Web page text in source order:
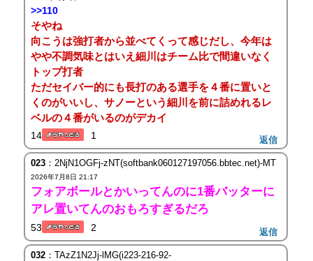
>>110
そやね
向こうは強打者から並べてくって感じだし、今年は
やや不調気味とはいえ細川はチーム比で間違いなく
トップ打者
ただセイバー的にも長打のある選手を４番に置いと
くのがいいし、サノーという細川を前に詰めれるレ
ベルの４番がいるのがデカイ
14 1 返信
023：2NjN1OGFj-zNT(softbank060127197056.bbtec.net)-MT
2026年7月8日 21:17
フォアボールとかいってんのに1番バッターに
アレ置いてんのおもろすぎるだろ
53 2 返信
032：TAzZ1N2Jj-lMG(i223-216-92-